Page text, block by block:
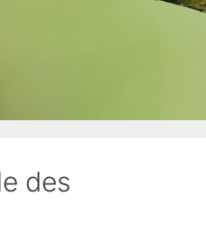
des